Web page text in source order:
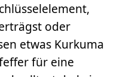
oder
etwas Kurkuma
für eine